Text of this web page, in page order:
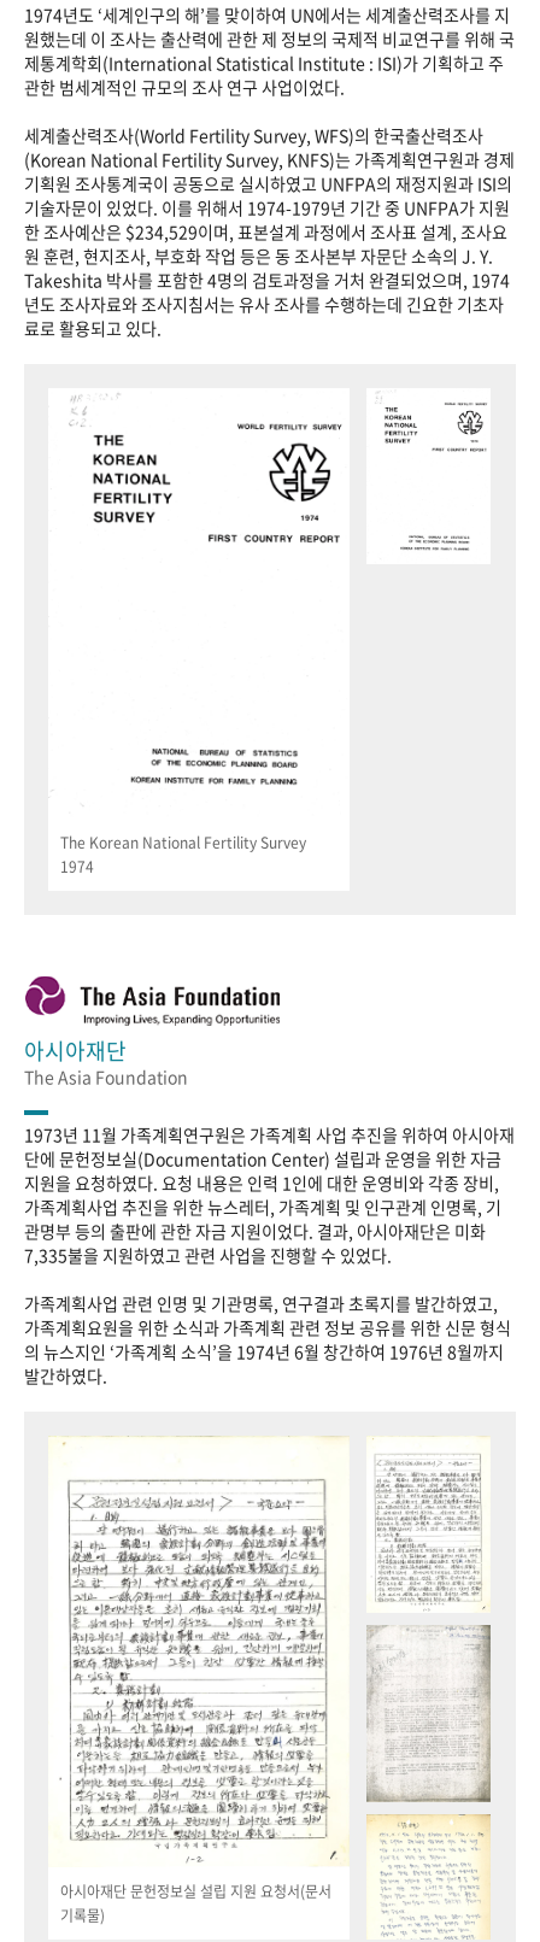
1974년도 ‘세계인구의 해’를 맞이하여 UN에서는 세계출산력조사를 지
원했는데 이 조사는 출산력에 관한 제 정보의 국제적 비교연구를 위해 국
제통계학회(International Statistical Institute : ISI)가 기획하고 주
관한 범세계적인 규모의 조사 연구 사업이었다.
세계출산력조사(World Fertility Survey, WFS)의 한국출산력조사
(Korean National Fertility Survey, KNFS)는 가족계획연구원과 경제
기획원 조사통계국이 공동으로 실시하였고 UNFPA의 재정지원과 ISI의
기술자문이 있었다. 이를 위해서 1974-1979년 기간 중 UNFPA가 지원
한 조사예산은 $234,529이며, 표본설계 과정에서 조사표 설계, 조사요
원 훈련, 현지조사, 부호화 작업 등은 동 조사본부 자문단 소속의 J. Y.
Takeshita 박사를 포함한 4명의 검토과정을 거처 완결되었으며, 1974
년도 조사자료와 조사지침서는 유사 조사를 수행하는데 긴요한 기초자
료로 활용되고 있다.
The Korean National Fertility Survey
1974
아시아재단
The Asia Foundation
1973년 11월 가족계획연구원은 가족계획 사업 추진을 위하여 아시아재
단에 문헌정보실(Documentation Center) 설립과 운영을 위한 자금
지원을 요청하였다. 요청 내용은 인력 1인에 대한 운영비와 각종 장비,
가족계획사업 추진을 위한 뉴스레터, 가족계획 및 인구관계 인명록, 기
관명부 등의 출판에 관한 자금 지원이었다. 결과, 아시아재단은 미화
7,335불을 지원하였고 관련 사업을 진행할 수 있었다.
가족계획사업 관련 인명 및 기관명록, 연구결과 초록지를 발간하였고,
가족계획요원을 위한 소식과 가족계획 관련 정보 공유를 위한 신문 형식
의 뉴스지인 ‘가족계획 소식’을 1974년 6월 창간하여 1976년 8월까지
발간하였다.
아시아재단 문헌정보실 설립 지원 요청서(문서
기록물)